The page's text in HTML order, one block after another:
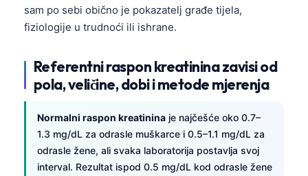
sam po sebi obično je pokazatelj građe tijela,
fiziologije u trudnoći ili ishrane.
Referentni raspon kreatinina zavisi od
pola, veličine, dobi i metode mjerenja
Normalni raspon kreatinina je najčešće oko 0.7–
1.3 mg/dL za odrasle muškarce i 0.5–1.1 mg/dL za
odrasle žene, ali svaka laboratorija postavlja svoj
interval. Rezultat ispod 0.5 mg/dL kod odrasle žene